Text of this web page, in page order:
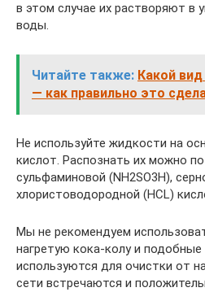
в этом случае их растворяют в
воды.
Читайте также: Какой
— как правильно это
Не используйте жидкости на
кислот. Распознать их можно
сульфаминовой (NH2SO3H),
хлористоводородной (HCL)
Мы не рекомендуем
нагретую кока-колу и
используются для очистки от
сети встречаются и